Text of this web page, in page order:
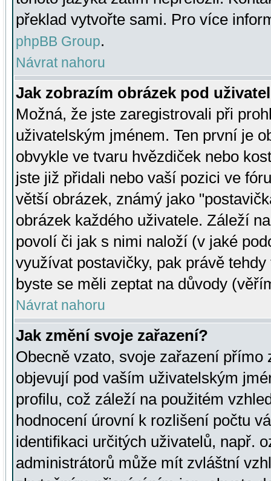
překlad vytvořte sami. Pro více
phpBB Group.
Návrat nahoru
Jak zobrazím obrázek pod
Možná, že jste zaregistrovali při
uživatelským jménem. Ten první je
obvykle ve tvaru hvězdiček nebo
jste již přidali nebo vaší pozici ve
větší obrázek, známý jako
obrázek každého uživatele. Záleží
povolí či jak s nimi naloží (v jaké
využívat postavičky, pak právě
byste se měli zeptat na důvody
Návrat nahoru
Jak změní svoje zařazení?
Obecně vzato, svoje zařazení přímo
objevují pod vaším uživatelským
profilu, což záleží na použitém
hodnocení úrovní k rozlišení počtu
identifikaci určitých uživatelů, např.
administrátorů může mít zvláštní